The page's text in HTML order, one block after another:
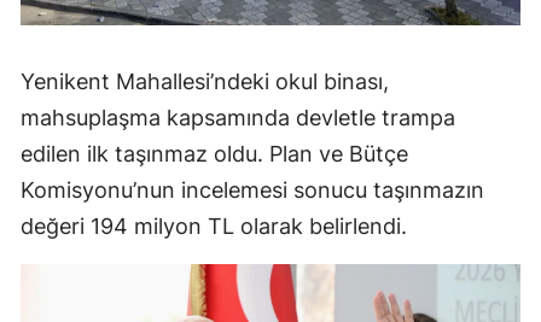
Yenikent Mahallesi’ndeki okul binası,
mahsuplaşma kapsamında devletle trampa
edilen ilk taşınmaz oldu. Plan ve Bütçe
Komisyonu’nun incelemesi sonucu taşınmazın
değeri 194 milyon TL olarak belirlendi.